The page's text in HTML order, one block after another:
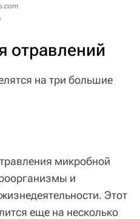
отравлений
на три большие
микробной
и
Этот
еще на несколько